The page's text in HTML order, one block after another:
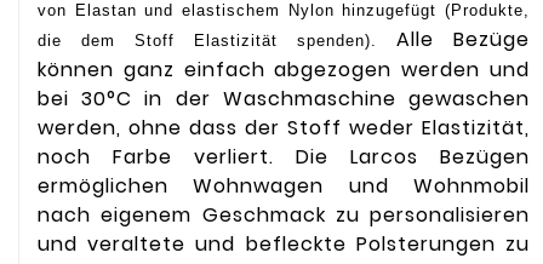
von Elastan und elastischem Nylon hinzugefügt (Produkte,
die dem Stoff Elastizität spenden). Alle Bezüge
können ganz einfach abgezogen werden und
bei 30°C in der Waschmaschine gewaschen
werden, ohne dass der Stoff weder Elastizität,
noch Farbe verliert. Die Larcos Bezügen
ermöglichen Wohnwagen und Wohnmobil
nach eigenem Geschmack zu personalisieren
und veraltete und befleckte Polsterungen zu